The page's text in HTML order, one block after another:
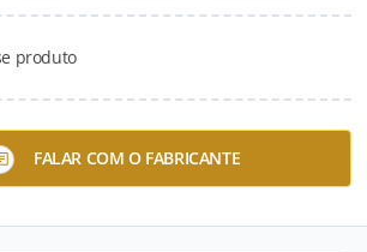
produto
FALAR COM O FABRICANTE